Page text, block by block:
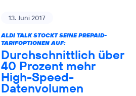
13. Juni 2017
ALDI TALK STOCKT SEINE PREPAID-
TARIFOPTIONEN AUF:
Durchschnittlich über
40 Prozent mehr
High-Speed-
Datenvolumen